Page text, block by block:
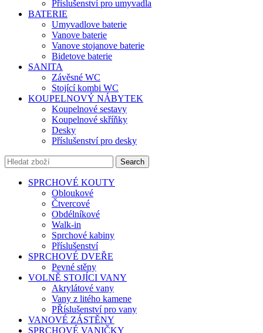
Příslušenství pro umyvadla
BATERIE
Umyvadlove baterie
Vanove baterie
Vanove stojanove baterie
Bidetove baterie
SANITA
Závěsné WC
Stojící kombi WC
KOUPELNOVÝ NÁBYTEK
Koupelnové sestavy
Koupelnové skříňky
Desky
Příslušenství pro desky
Search
SPRCHOVÉ KOUTY
Obloukové
Čtvercové
Obdélníkové
Walk-in
Sprchové kabiny
Příslušenství
SPRCHOVÉ DVEŘE
Pevné stěny
VOLNĚ STOJÍCI VANY
Akrylátové vany
Vany z litého kamene
PŘíslušenství pro vany
VANOVÉ ZÁSTĚNY
SPRCHOVÉ VANIČKY